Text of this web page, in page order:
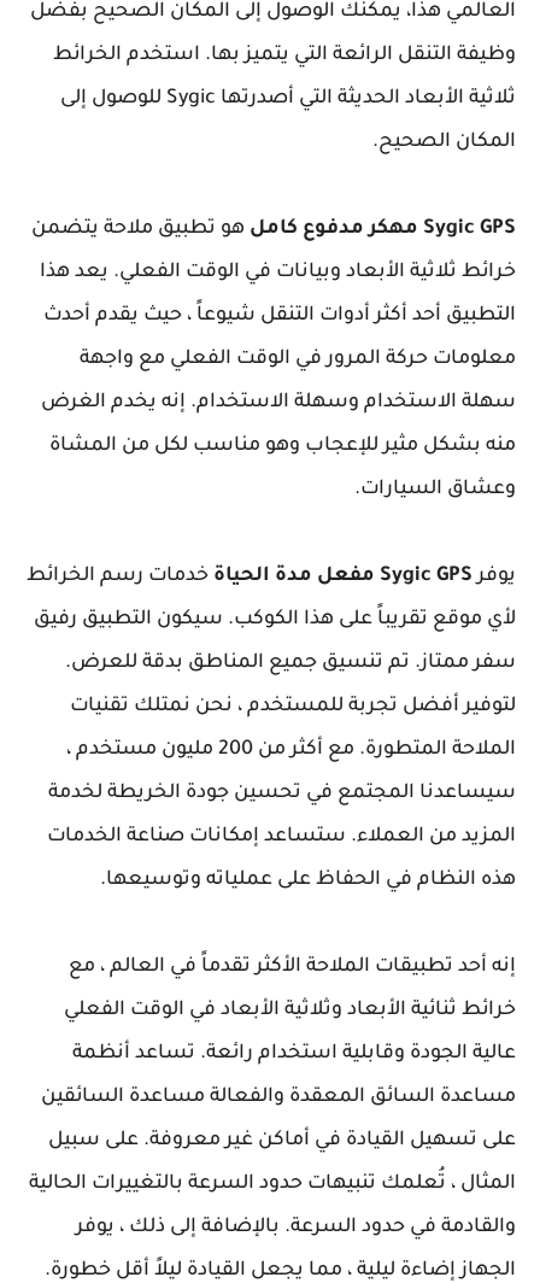
العالمي هذا، يمكنك الوصول إلى المكان الصحيح بفضل
وظيفة التنقل الرائعة التي يتميز بها. استخدم الخرائط
ثلاثية الأبعاد الحديثة التي أصدرتها Sygic للوصول إلى
المكان الصحيح.
Sygic GPS مهكر مدفوع كامل
هو تطبيق ملاحة يتضمن
خرائط ثلاثية الأبعاد وبيانات في الوقت الفعلي. يعد هذا
التطبيق أحد أكثر أدوات التنقل شيوعاً ، حيث يقدم أحدث
معلومات حركة المرور في الوقت الفعلي مع واجهة
سهلة الاستخدام وسهلة الاستخدام. إنه يخدم الغرض
منه بشكل مثير للإعجاب وهو مناسب لكل من المشاة
وعشاق السيارات.
يوفرSygic GPS مفعل مدة الحياة
خدمات رسم الخرائط
لأي موقع تقريباً على هذا الكوكب. سيكون التطبيق رفيق
سفر ممتاز. تم تنسيق جميع المناطق بدقة للعرض.
لتوفير أفضل تجربة للمستخدم ، نحن نمتلك تقنيات
الملاحة المتطورة. مع أكثر من 200 مليون مستخدم ،
سيساعدنا المجتمع في تحسين جودة الخريطة لخدمة
المزيد من العملاء. ستساعد إمكانات صناعة الخدمات
هذه النظام في الحفاظ على عملياته وتوسيعها.
إنه أحد تطبيقات الملاحة الأكثر تقدماً في العالم ، مع
خرائط ثنائية الأبعاد وثلاثية الأبعاد في الوقت الفعلي
عالية الجودة وقابلية استخدام رائعة. تساعد أنظمة
مساعدة السائق المعقدة والفعالة مساعدة السائقين
على تسهيل القيادة في أماكن غير معروفة. على سبيل
المثال ، تُعلمك تنبيهات حدود السرعة بالتغييرات الحالية
والقادمة في حدود السرعة. بالإضافة إلى ذلك ، يوفر
الجهاز إضاءة ليلية ، مما يجعل القيادة ليلاً أقل خطورة.